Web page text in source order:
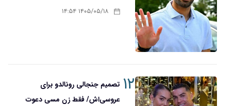
۱۴۰۵/۰۵/۱۸ ۱۴:۵۴
۱۲تصمیم جنجالی رونالدو برای
عروسی‌اش/ فقط زن مسی دعوت